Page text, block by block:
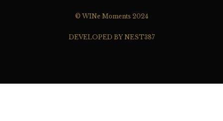
© WINe Moments 2024
DEVELOPED BY NEST387